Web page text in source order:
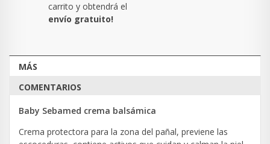
carrito y obtendrá el
envío gratuito!
MÁS
COMENTARIOS
Baby Sebamed crema balsámica
Crema protectora para la zona del pañal, previene las